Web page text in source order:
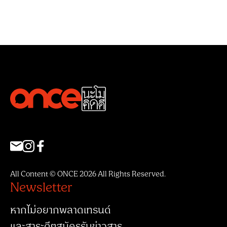
All Content © ONCE 2026 All Rights Reserved.
Newsletter
หากไม่อยากพลาดเทรนด์